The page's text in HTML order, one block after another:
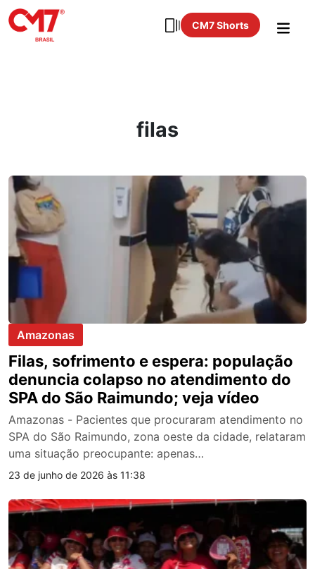
CM7 Shorts
filas
Amazonas
Filas, sofrimento e espera: população
denuncia colapso no atendimento do
SPA do São Raimundo; veja vídeo
Amazonas - Pacientes que procuraram atendimento no
SPA do São Raimundo, zona oeste da cidade, relataram
uma situação preocupante: apenas…
23 de junho de 2026 às 11:38